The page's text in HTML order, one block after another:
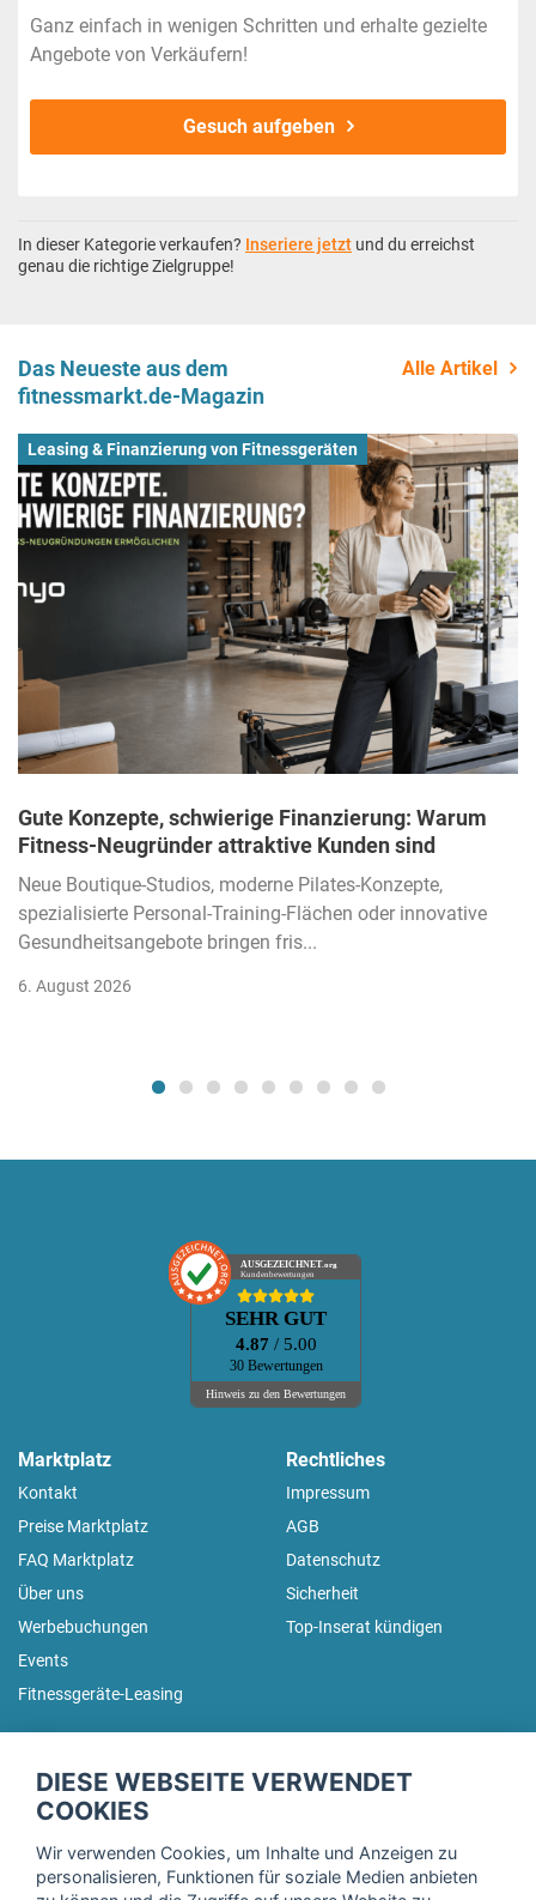
Ganz einfach in wenigen Schritten und erhalte gezielte
Angebote von Verkäufern!
Gesuch aufgeben
In dieser Kategorie verkaufen? Inseriere jetzt und du erreichst
genau die richtige Zielgruppe!
Das Neueste aus dem
fitnessmarkt.de-Magazin
Alle Artikel
Leasing & Finanzierung von Fitnessgeräten
Gute Konzepte, schwierige Finanzierung: Warum
Fitness-Neugründer attraktive Kunden sind
Neue Boutique-Studios, moderne Pilates-Konzepte,
spezialisierte Personal-Training-Flächen oder innovative
Gesundheitsangebote bringen fris...
6. August 2026
AUSGEZEICHNET.org
Kundenbewertungen
SEHR GUT
4.87 / 5.00
30 Bewertungen
Hinweis zu den Bewertungen
Marktplatz
Kontakt
Preise Marktplatz
FAQ Marktplatz
Über uns
Werbebuchungen
Events
Fitnessgeräte-Leasing
Rechtliches
Impressum
AGB
Datenschutz
Sicherheit
Top-Inserat kündigen
Trage dich hier für unseren Newsletter ein und erhalte regelmäßig
DIESE WEBSEITE VERWENDET
COOKIES
Wir verwenden Cookies, um Inhalte und Anzeigen zu
personalisieren, Funktionen für soziale Medien anbieten